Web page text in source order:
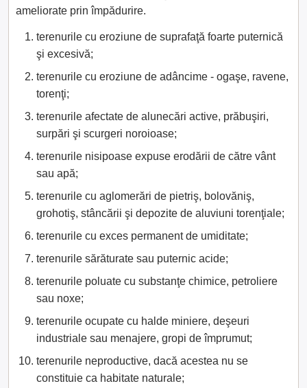
ameliorate prin împădurire.
terenurile cu eroziune de suprafaţă foarte puternică
şi excesivă;
terenurile cu eroziune de adâncime - ogaşe, ravene,
torenţi;
terenurile afectate de alunecări active, prăbuşiri,
surpări şi scurgeri noroioase;
terenurile nisipoase expuse erodării de către vânt
sau apă;
terenurile cu aglomerări de pietriş, bolovăniş,
grohotiş, stâncării şi depozite de aluviuni torenţiale;
terenurile cu exces permanent de umiditate;
terenurile sărăturate sau puternic acide;
terenurile poluate cu substanţe chimice, petroliere
sau noxe;
terenurile ocupate cu halde miniere, deşeuri
industriale sau menajere, gropi de împrumut;
terenurile neproductive, dacă acestea nu se
constituie ca habitate naturale;